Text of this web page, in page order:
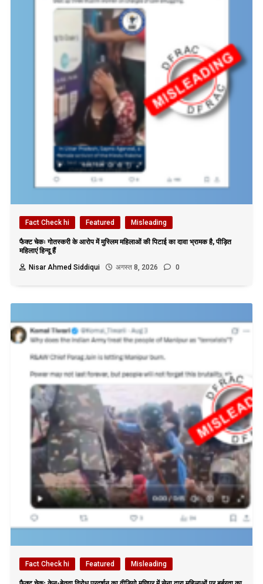
Fact Check hi Featured Misleading
फैक्ट चेकः गोतस्करी के आरोप में मुस्लिम महिलाओं की पिटाई का दावा भ्रामक है, पीड़ित
महिलाएं हिन्दू हैं
Nisar Ahmed Siddiqui
अगस्त 8, 2026 0
Fact Check hi Featured Misleading